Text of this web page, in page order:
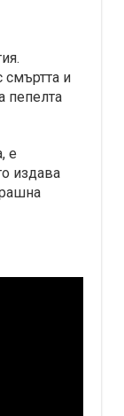
и
пепелта
е
издава